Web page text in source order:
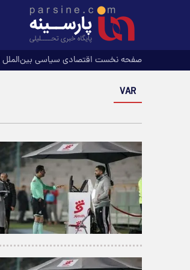
صفحه نخست اقتصادی سیاسی بین‌الملل
VAR